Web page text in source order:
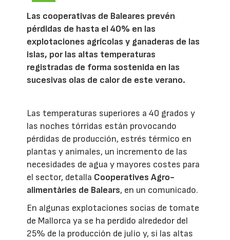
Las cooperativas de Baleares prevén
pérdidas de hasta el 40% en las
explotaciones agrícolas y ganaderas de las
islas, por las altas temperaturas
registradas de forma sostenida en las
sucesivas olas de calor de este verano.
Las temperaturas superiores a 40 grados y
las noches tórridas están provocando
pérdidas de producción, estrés térmico en
plantas y animales, un incremento de las
necesidades de agua y mayores costes para
el sector, detalla Cooperatives Agro-
alimentàries de Balears, en un comunicado.
En algunas explotaciones socias de tomate
de Mallorca ya se ha perdido alrededor del
25% de la producción de julio y, si las altas